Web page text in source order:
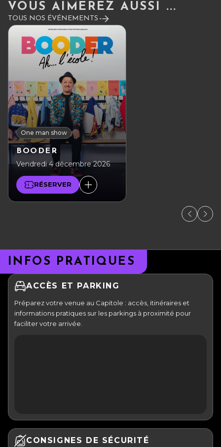
VOUS AIMEREZ AUSSI ...
TOUS NOS ÉVÉNEMENTS
One man show
BOODER
Vendredi 4 décembre 2026
RÉSERVER
INFOS PRATIQUES
ACCÈS ET PARKING
Préparez votre venue au Capitole : accès, itinéraires et
informations pratiques sur les parkings à proximité pour
faciliter votre arrivée.
CONSIGNES DE SÉCURITÉ